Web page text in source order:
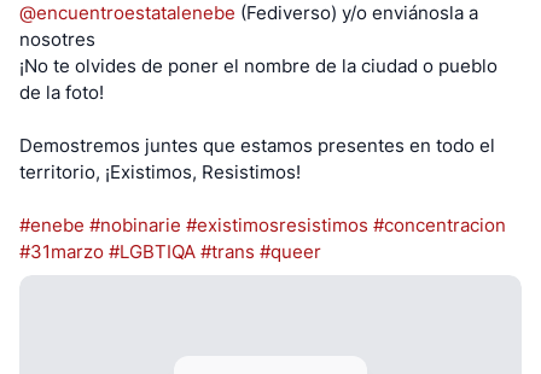
@encuentroestatalenebe (Fediverso) y/o enviánosla a
nosotres
¡No te olvides de poner el nombre de la ciudad o pueblo
de la foto!
Demostremos juntes que estamos presentes en todo el
territorio, ¡Existimos, Resistimos!
#enebe #nobinarie #existimosresistimos #concentracion
#31marzo #LGBTIQA #trans #queer